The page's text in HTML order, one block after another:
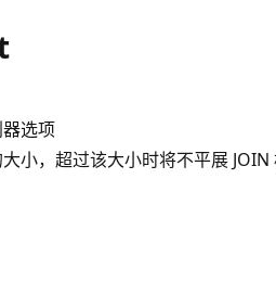
选项
小，超过该大小时将不平展 JOIN